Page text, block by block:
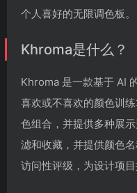
个人喜好的无限调色板。
Khroma是什么？
Khroma 是一款基于 AI
喜欢或不喜欢的颜色训
色组合，并提供多种展
滤和收藏，并提供颜色
访问性评级，为设计项